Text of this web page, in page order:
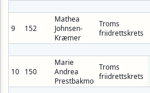
9 152
Mathea
Johnsen-
Kræmer
Troms
friidrettskrets
10 150
Marie
Andrea
Prestbakmo
Troms
friidrettskrets